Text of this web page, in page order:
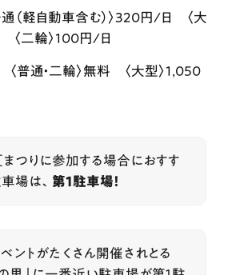
（軽自動車含む）〉320円/日 〈大
二輪〉100円/日
普通・二輪〉無料 〈大型〉1,050
つりに参加する場合におすす
場は、 第１駐車場！
ントがたくさん開催されとる